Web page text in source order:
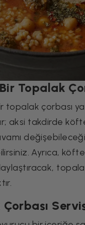
Topalak
topalak çorbası
aksi takdirde
Ayrıca,